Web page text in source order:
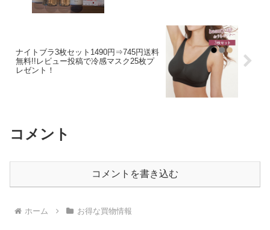
ナイトブラ3枚セット1490円⇒745円送料
無料!!レビュー投稿で冷感マスク25枚プ
レゼント！
コメント
コメントを書き込む
ホーム お得な買物情報